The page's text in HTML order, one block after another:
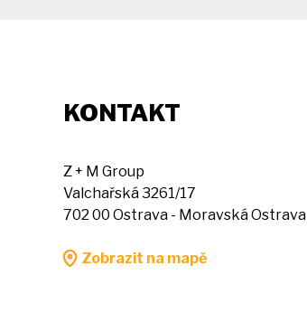
KONTAKT
Z + M Group
Valchařská 3261/17
702 00 Ostrava - Moravská Ostrava
Zobrazit na mapě